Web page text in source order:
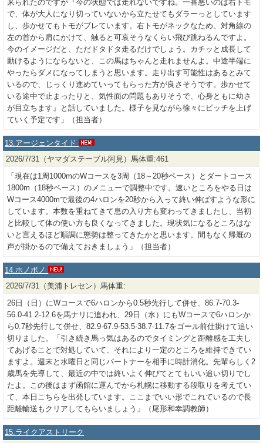
来られたのですが『今の状態では走れないですね。一番悪いのは右トモ
で、体が大人になり切っていないから立たせてもダラーっとしています
し、歩かせてもトモがブレています。右トモがネックなため、対角線の
左の首から肩にかけて、触ると可哀そうなくらい飛び跳ねるんですよ。
今のイメージだと、ただドタドタ走るだけでしょう。カチッと成長して
動けるようにならないと、この馬はちゃんと走れませんよ。中途半端に
やったらダメになってしまうと思います。走り出す可能性はあるとみて
いるので、じっくり進めていってもらった方が良さそうです。歩かせて
いる途中で止まったりと、気性面の問題もありそうで、心身ともに幼さ
が目立ちます』と話していました。様子を見ながら徐々にピッチを上げ
ていく予定です」（担当者）
13.アージェンタイド
2026/7/31（ヤマダステーブル阿見）馬体重:461
「現在は1周1000mのWコースを3周（18～20秒ペース）とダートコース
1800m（18秒ペース）のメニューで調整中です。速いところをやる日は
Wコース4000mで最後の4ハロンを20秒から入って終い伸ばすような形に
しています。本数を重ねてきて息の入り方も変わってきましたし、当初
と比較して体の使い方も良くなってきました。現状気になるところはな
いと言えるほど順調に態勢は整ってきたかと思います。間もなく帰厩の
声が掛かるので備えておきましょう」（担当者）
14.ホノボノ
2026/7/31（美浦トレセン）馬体重:
26日（日）にWコースで6ハロンから0.5秒先行して併せ、86.7-70.3-
56.0-41.2-12.6を馬ナリに追われ、29日（水）にもWコースで6ハロンか
ら0.7秒先行して併せ、82.9-67.9-53.5-38.7-11.7をゴール前仕掛けて追い
切りました。「引き続き馬っ気はあるのでタイミングと距離感を工夫し
てあげることで対処していて、それにより一定のところを維持できてい
ますよ。週末と水曜日と同じパートナーを相手に時計消化。先輩らしく2
歳馬を先導して、最近の中では終いよく伸びてとてもいい追い切りでし
たよ。この後はまず函館に運んでから札幌に移動する段取りを考えてい
て、本日こちらを出発しています。ここまでいい形でこれているので長
距離輸送もクリアしてもらいましょう」（尾形和幸調教師）
15.ライクアストリーク